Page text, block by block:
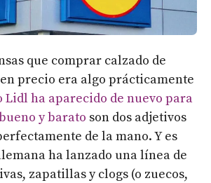
que comprar calzado de
precio era algo prácticamente
Lidl ha aparecido de nuevo para
y barato son dos adjetivos
de la mano. Y es
ha lanzado una línea de
zapatillas y clogs (o zuecos,